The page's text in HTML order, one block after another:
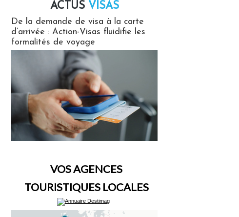
ACTUS VISAS
De la demande de visa à la carte
d’arrivée : Action-Visas fluidifie les
formalités de voyage
VOS AGENCES
TOURISTIQUES LOCALES